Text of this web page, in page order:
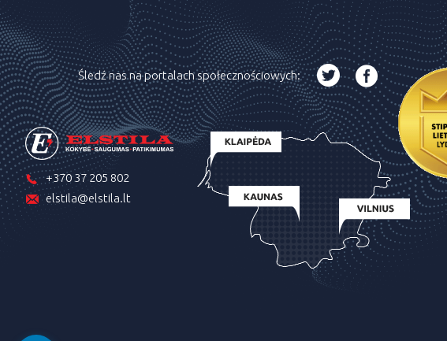
Śledź nas na portalach społecznościowych:
+370 37 205 802
elstila@elstila.lt